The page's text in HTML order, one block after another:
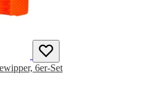
6er-Set